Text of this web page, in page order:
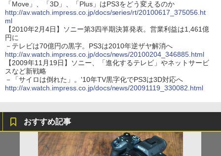
「Move」、「3D」、「Plus」はPS3をどう変えるのか
http://av.watch.impress.co.jp/docs/series/rt/20100617_375056.ht
ml
【2010年2月4日】ソニー第3四半期決算発表。営業利益は1,461億
円に
－テレビは70億円の黒字。PS3は2010年逆ザヤ解消へ
http://av.watch.impress.co.jp/docs/news/20100204_346885.html
【2009年11月19日】ソニー、「進化するテレビ」やネットサービ
スなど新戦略
－「サイロは倒れた」。'10年TV黒字化でPS3は3D対応へ
http://av.watch.impress.co.jp/docs/news/20091119_330082.html
おすすめ記事